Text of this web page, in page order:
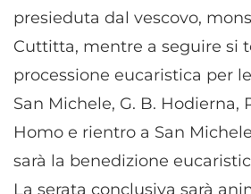
presieduta dal vescovo,
Cuttitta, mentre a seguire si
processione eucaristica per
San Michele, G. B. Hodierna,
Homo e rientro a San
sarà la benedizione
La serata conclusiva sarà